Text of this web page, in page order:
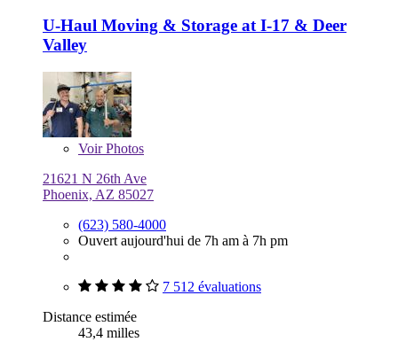
U-Haul Moving & Storage at I-17 & Deer
Valley
VoirPhotos
21621 N 26th Ave
Phoenix, AZ 85027
(623) 580-4000
Ouvert aujourd'hui de 7h am à 7h pm
7 512 évaluations
Distance estimée
43,4 milles